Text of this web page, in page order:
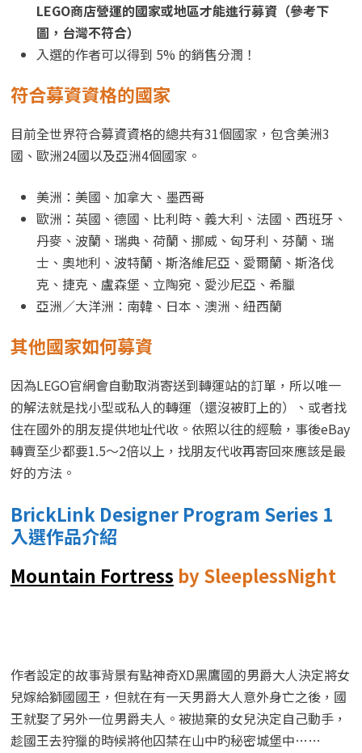
LEGO商店營運的國家或地區才能進行募資（參考下
圖，台灣不符合）
入選的作者可以得到 5% 的銷售分潤！
符合募資資格的國家
目前全世界符合募資資格的總共有31個國家，包含美洲3
國、歐洲24國以及亞洲4個國家。
美洲：美國、加拿大、墨西哥
歐洲：英國、德國、比利時、義大利、法國、西班牙、
丹麥、波蘭、瑞典、荷蘭、挪威、匈牙利、芬蘭、瑞
士、奧地利、波特蘭、斯洛維尼亞、愛爾蘭、斯洛伐
克、捷克、盧森堡、立陶宛、愛沙尼亞、希臘
亞洲／大洋洲：南韓、日本、澳洲、紐西蘭
其他國家如何募資
因為LEGO官網會自動取消寄送到轉運站的訂單，所以唯一
的解法就是找小型或私人的轉運（還沒被盯上的）、或者找
住在國外的朋友提供地址代收。依照以往的經驗，事後eBay
轉賣至少都要1.5～2倍以上，找朋友代收再寄回來應該是最
好的方法。
BrickLink Designer Program Series 1
入選作品介紹
Mountain Fortress by SleeplessNight
作者設定的故事背景有點神奇XD黑鷹國的男爵大人決定將女
兒嫁給獅國國王，但就在有一天男爵大人意外身亡之後，國
王就娶了另外一位男爵夫人。被拋棄的女兒決定自己動手，
趁國王去狩獵的時候將他囚禁在山中旳秘密城堡中……